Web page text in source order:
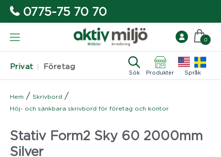
0775-75 70 70
Privat Företag
Sök Produkter Språk
0
Hem / Skrivbord /
Höj- och sänkbara skrivbord för företag och kontor
Stativ Form2 Sky 60 2000mm
Silver